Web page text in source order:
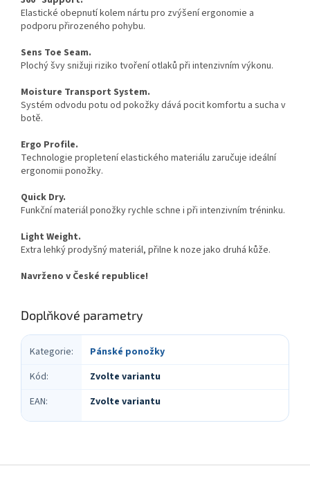
Elastické obepnutí kolem nártu pro zvýšení ergonomie a
podporu přirozeného pohybu.
Sens Toe Seam.
Plochý švy snižuji riziko tvoření otlaků při intenzivním výkonu.
Moisture Transport System.
Systém odvodu potu od pokožky dává pocit komfortu a sucha v
botě.
Ergo Profile.
Technologie propletení elastického materiálu zaručuje ideální
ergonomii ponožky.
Quick Dry.
Funkční materiál ponožky rychle schne i při intenzivním tréninku.
Light Weight.
Extra lehký prodyšný materiál, přilne k noze jako druhá kůže.
Navrženo v České republice!
Doplňkové parametry
Kategorie:
Pánské ponožky
Kód:
Zvolte variantu
EAN: Zvolte variantu